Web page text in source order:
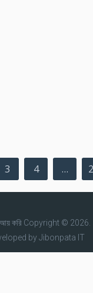
3 4 …
করিCopyright © 2026.
byJibonpata IT